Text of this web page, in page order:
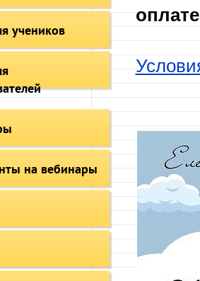
учеников
на вебинары